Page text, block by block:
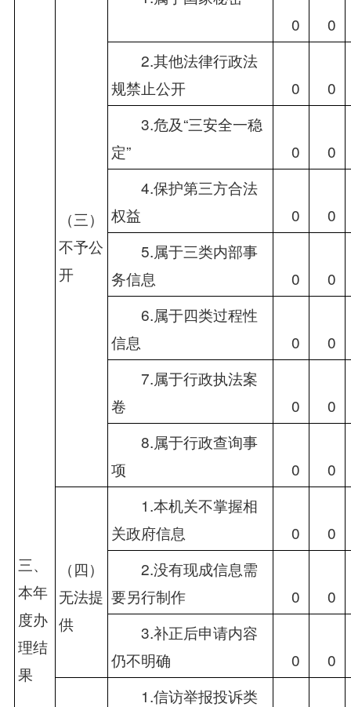
三、
本年
度办
理结
果
（三）
不予公
开
0
0
2.其他法律行政法
规禁止公开
0 0
3.危及“三安全一稳
定”
0 0
4.保护第三方合法
权益
0 0
5.属于三类内部事
务信息
0 0
6.属于四类过程性
信息
0 0
7.属于行政执法案
卷
0 0
8.属于行政查询事
项
0 0
（四）
无法提
供
1.本机关不掌握相
关政府信息
0 0
2.没有现成信息需
要另行制作
0 0
3.补正后申请内容
仍不明确
0 0
1.信访举报投诉类